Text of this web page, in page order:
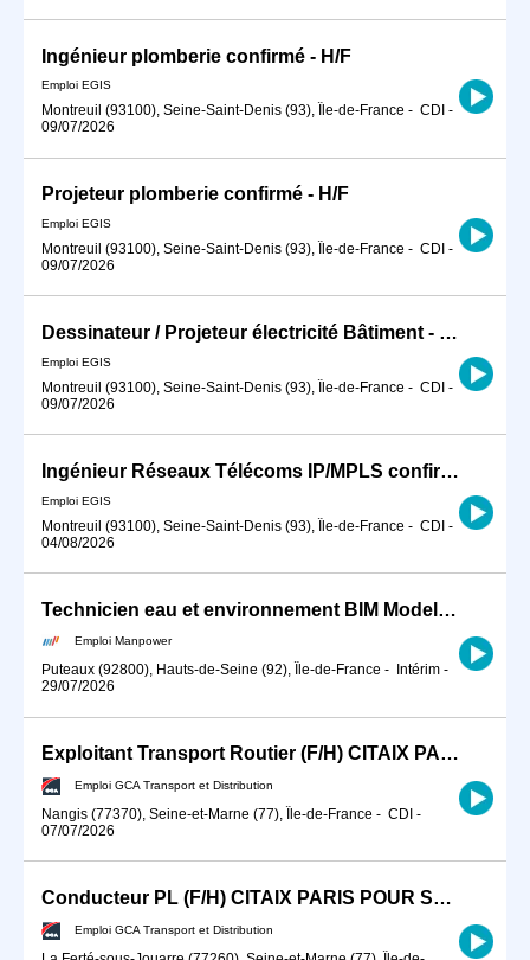
Ingénieur plomberie confirmé - H/F
Emploi EGIS
Montreuil (93100), Seine-Saint-Denis (93), Île-de-France - CDI -
09/07/2026
Projeteur plomberie confirmé - H/F
Emploi EGIS
Montreuil (93100), Seine-Saint-Denis (93), Île-de-France - CDI -
09/07/2026
Dessinateur / Projeteur électricité Bâtiment - H/F
Emploi EGIS
Montreuil (93100), Seine-Saint-Denis (93), Île-de-France - CDI -
09/07/2026
Ingénieur Réseaux Télécoms IP/MPLS confirmé - Projets ferroviaires H/F
Emploi EGIS
Montreuil (93100), Seine-Saint-Denis (93), Île-de-France - CDI -
04/08/2026
Technicien eau et environnement BIM Modeleur (H/F)
Emploi Manpower
Puteaux (92800), Hauts-de-Seine (92), Île-de-France - Intérim -
29/07/2026
Exploitant Transport Routier (F/H) CITAIX PARIS
Emploi GCA Transport et Distribution
Nangis (77370), Seine-et-Marne (77), Île-de-France - CDI -
07/07/2026
Conducteur PL (F/H) CITAIX PARIS POUR SEPTEMBRE 2026
Emploi GCA Transport et Distribution